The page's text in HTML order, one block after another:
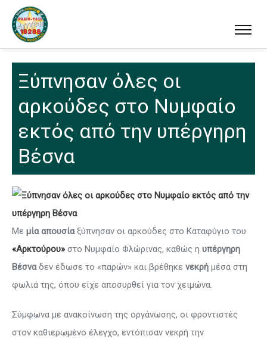
Ξύπνησαν όλες οι
αρκούδες στο Νυμφαίο
εκτός από την υπέργηρη
Βέσνα
Με μία απουσίαξύπνησαν οι αρκούδες στο Καταφύγιο του
«Αρκτούρου» στο Νυμφαίο Φλώρινας, καθώς η υπέργηρη
Βέσναδεν έδωσε το «παρών» και βρέθηκε νεκρή μέσα στη
φωλιά της, όπου είχε αποσυρθεί για τον χειμώνα.
Σύμφωνα με ανακοίνωση της οργάνωσης, οι φροντιστές
στον καθιερωμένο έλεγχο, εντόπισαν νεκρή την